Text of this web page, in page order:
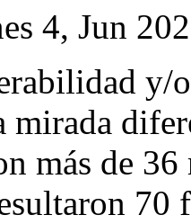
4, Jun
y/
mirada
más de